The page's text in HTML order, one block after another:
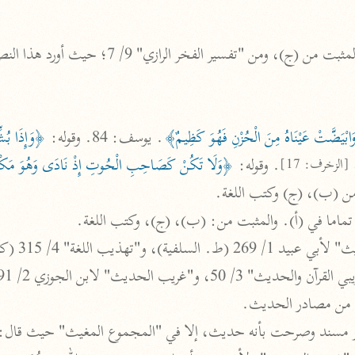
نحو ٨ مجلدات
الفخر الرازي" 9/ 7؛ حيث أورد هذا النص بتمامه.
عَيْنَاهُ مِنَ الْحُزْنِ فَهُوَ كَظِيمٌ﴾. يوسف: 84. وقوله:
[الزخرف: 17] . وقوله: ﴿وَلَا تَكُنْ كَصَاحِبِ الْحُوتِ إِذْ نَادَى وَهُوَ
(ب)، (ج) وكتب اللغة.
تماما في (أ). والمثبت من: (ب)، (ج)، وكتب اللغة.